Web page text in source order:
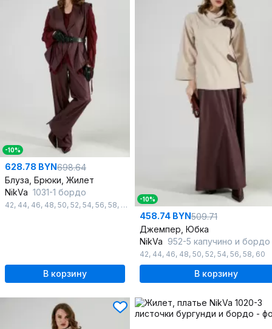
-10%
628.78 BYN698.64
Блуза, Брюки, Жилет
NikVa 1031-1 бордо
42, 44, 46, 48, 50, 52, 54, 56, 58, 60
В корзину
-10%
458.74 BYN509.71
Джемпер, Юбка
NikVa 952-5 капучино и бордо
42, 44, 46, 48, 50, 52, 54, 56, 58, 60
В корзину